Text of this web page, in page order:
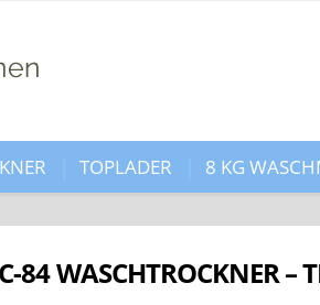
TOPLADER 8 KG
84 WASCHTROCKNER –